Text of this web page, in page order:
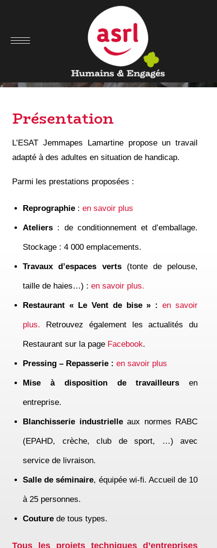
ESAT Jemmapes
Lamartine
Présentation
L’ESAT Jemmapes Lamartine propose un travail
adapté à des adultes en situation de handicap.
Parmi les prestations proposées :
Reprographie :en savoir plus
Ateliers : de conditionnement et d’emballage.
Stockage : 4 000 emplacements.
Travaux d’espaces verts (tonte de pelouse,
taille de haies…) :en savoir plus.
Restaurant « Le Vent de bise » : en savoir
plus. Retrouvez également les actualités du
Restaurant sur la page Facebook.
Pressing – Repasserie : en savoir plus
Mise à disposition de travailleurs en
entreprise.
Blanchisserie industrielle aux normes RABC
(EPAHD, crèche, club de sport, …) avec
service de livraison.
Salle de séminaire, équipée wi-fi. Accueil de 10
à 25 personnes.
Couture de tous types.
Tous les projets techniques d’entreprises